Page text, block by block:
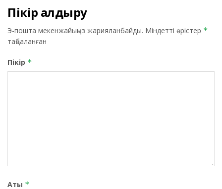
Пікір қалдыру
Э-пошта мекенжайыңыз жарияланбайды. Міндетті өрістер *
таңбаланған
Пікір *
Аты *